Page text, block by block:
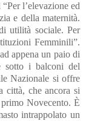
l’elevazione ed
e della maternità.
utilità sociale. Per
Femminili”.
appena un paio di
sotto i balconi del
Nazionale si offre
città, che ancora si
Novecento. È
intrappolato un